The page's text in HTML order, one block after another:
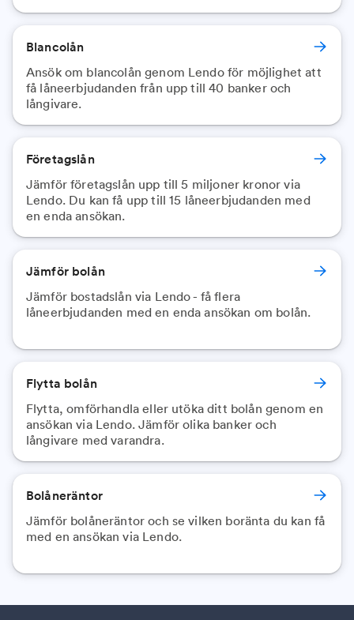
Blancolån
Ansök om blancolån genom Lendo för möjlighet att
få låneerbjudanden från upp till 40 banker och
långivare.
Företagslån
Jämför företagslån upp till 5 miljoner kronor via
Lendo. Du kan få upp till 15 låneerbjudanden med
en enda ansökan.
Jämför bolån
Jämför bostadslån via Lendo - få flera
låneerbjudanden med en enda ansökan om bolån.
Flytta bolån
Flytta, omförhandla eller utöka ditt bolån genom en
ansökan via Lendo. Jämför olika banker och
långivare med varandra.
Bolåneräntor
Jämför bolåneräntor och se vilken boränta du kan få
med en ansökan via Lendo.